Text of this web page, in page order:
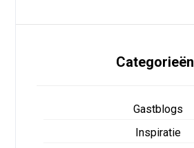
Categorieën
Gastblogs
Inspiratie